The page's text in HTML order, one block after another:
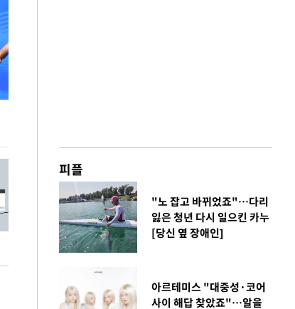
피플
"노 잡고 바뀌었죠"…다리
잃은 청년 다시 일으킨 카누
[당신 옆 장애인]
아르테미스 "대중성·코어
사이 해답 찾았죠"…알을